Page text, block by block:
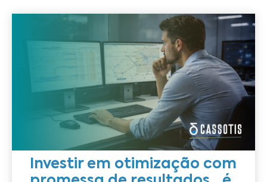
Investir em otimização com